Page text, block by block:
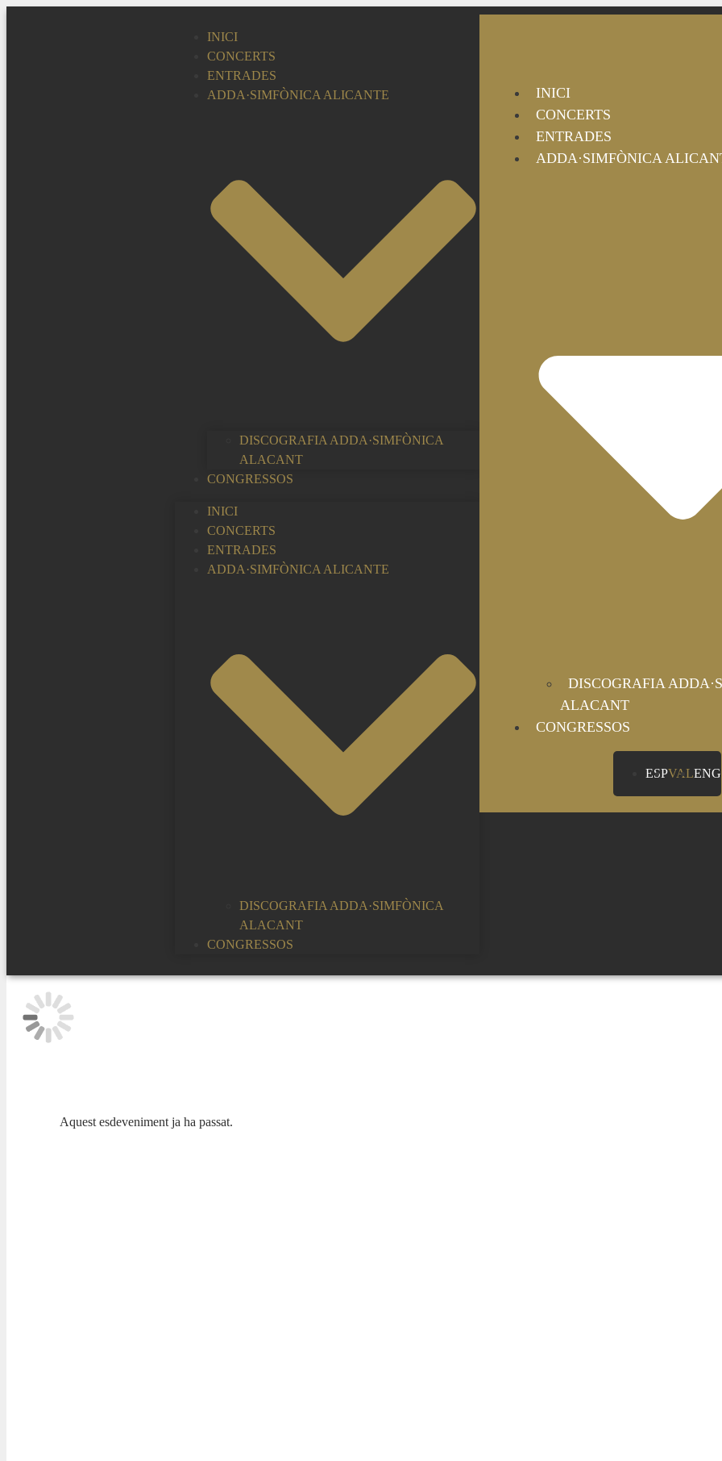
INICI
CONCERTS
ENTRADES
ADDA·SIMFÒNICA ALICANTE
DISCOGRAFIA ADDA·SIMFÒNICA
ALACANT
CONGRESSOS
INICI
CONCERTS
ENTRADES
ADDA·SIMFÒNICA ALICANTE
DISCOGRAFIA ADDA·SIMFÒNICA
ALACANT
CONGRESSOS
INICI
CONCERTS
ENTRADES
ADDA·SIMFÒNICA
DISCOGRAFIA
ALACANT
CONGRESSOS
ESPVALENG
Aquest esdeveniment ja ha passat.